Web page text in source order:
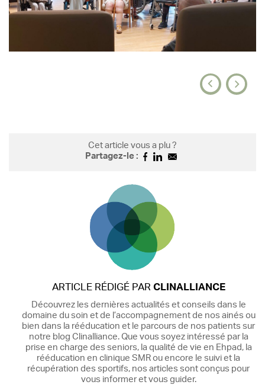
Cet article vous a plu ?
Partagez-le :
ARTICLE RÉDIGÉ PAR CLINALLIANCE
Découvrez les dernières actualités et conseils dans le
domaine du soin et de l’accompagnement de nos ainés ou
bien dans la rééducation et le parcours de nos patients sur
notre blog Clinalliance. Que vous soyez intéressé par la
prise en charge des seniors, la qualité de vie en Ehpad, la
rééducation en clinique SMR ou encore le suivi et la
récupération des sportifs, nos articles sont conçus pour
vous informer et vous guider.